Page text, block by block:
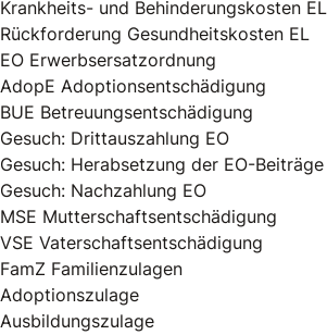
Krankheits- und Behinderungskosten EL
Rückforderung Gesundheitskosten EL
EO Erwerbsersatzordnung
AdopE Adoptionsentschädigung
BUE Betreuungsentschädigung
Gesuch: Drittauszahlung EO
Gesuch: Herabsetzung der EO-Beiträge
Gesuch: Nachzahlung EO
MSE Mutterschaftsentschädigung
VSE Vaterschaftsentschädigung
FamZ Familienzulagen
Adoptionszulage
Ausbildungszulage